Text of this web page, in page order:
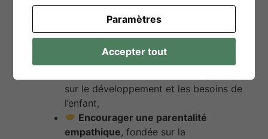
concrètes,
Favoriser l’observation et la
compréhension
de leur enfant,
sur le développement et les besoins de
l’enfant,
Encourager une parentalité
empathique, fondée sur la
Paramètres
Accepter tout